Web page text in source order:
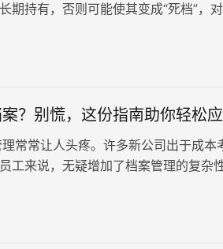
期持有，否则可能使其变成“死档”，
？别慌，这份指南助你轻松应
常常让人头疼。许多新公司出于成本
工来说，无疑增加了档案管理的复杂